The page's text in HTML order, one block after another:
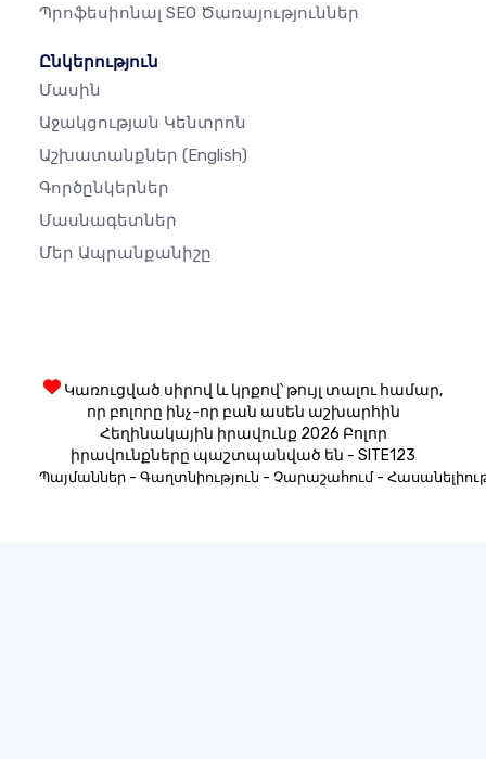
Պրոֆեսիոնալ SEO Ծառայություններ
Ընկերություն
Մասին
Աջակցության Կենտրոն
Աշխատանքներ (English)
Գործընկերներ
Մասնագետներ
Մեր Ապրանքանիշը
Կառուցված սիրով և կրքով՝ թույլ տալու համար,
որ բոլորը ինչ-որ բան ասեն աշխարհին
Հեղինակային իրավունք 2026 Բոլոր
իրավունքները պաշտպանված են - SITE123
Պայմաններ - Գաղտնիություն - Չարաշահում-